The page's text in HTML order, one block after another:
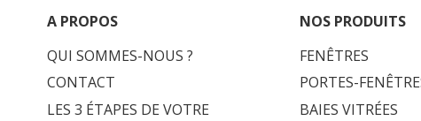
A PROPOS
QUI SOMMES-NOUS ?
CONTACT
LES 3 ÉTAPES DE VOTRE
NOS PRODUITS
FENÊTRES
PORTES-
BAIES VITRÉES